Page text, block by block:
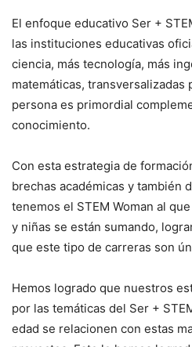
El enfoque educativo Ser +
las instituciones educativas
ciencia, más tecnología, más
matemáticas, transversalizadas
persona es primordial
conocimiento.
Con esta estrategia de
brechas académicas y también
tenemos el STEM Woman al
y niñas se están sumando,
que este tipo de carreras son
Hemos logrado que nuestros
por las temáticas del Ser +
edad se relacionen con estas